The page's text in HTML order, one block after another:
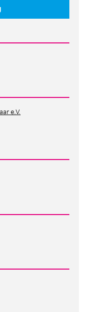
akzeptiert.*
e.V.